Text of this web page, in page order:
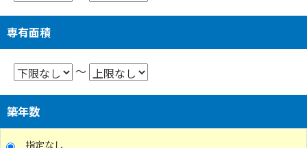
専有面積
～
築年数
指定なし